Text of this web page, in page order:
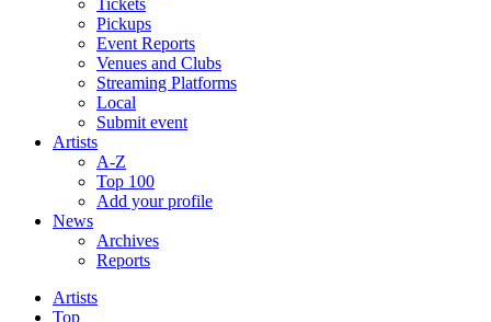
Tickets
Pickups
Event Reports
Venues and Clubs
Streaming Platforms
Local
Submit event
Artists
A-Z
Top 100
Add your profile
News
Archives
Reports
Artists
Top